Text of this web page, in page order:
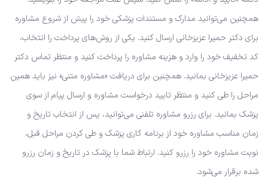
همچنین می‌توانید مدارک و مستندات پزشکی خود را پیش از شروع مشاوره
برای دکتر حمیرا عزیزخانی ارسال کنید. یکی از روش‌های پرداخت را انتخاب،
کد تخفیف خود را وارد و هزینه مشاوره را پرداخت کنید و منتظر تماس دکتر
حمیرا عزیزخانی بمانید. همچنین برای دریافت «مشاوره متنی» نیز باید همین
مراحل را طی کنید و منتظر تایید درخواست مشاوره و ارسال پیام از سوی
پزشک بمانید. برای رزرو مشاوره تلفنی می‌توانید، پس از انتخاب تاریخ و
زمان مناسب مشاوره خود از برنامه کاری پزشک و طی کردن مراحل قبل،
نوبت مشاوره خود را رزرو کنید. ارتباط شما با پزشک در تاریخ و زمان رزرو
شده برقرار می‌شود.